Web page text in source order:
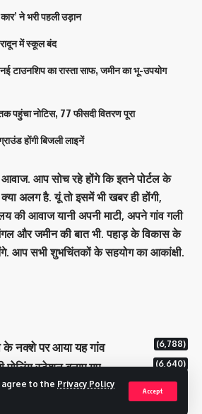
agree to the Privacy Policy
Accept
ने भरी पहली उड़ान
में स्कूल बंद
टाउनशिप का रास्ता साफ, जमीन का भू-उपयोग
पहुंचा नोटिस, 77 फीसदी वितरण पूरा
होंगी बिजली लाइनें
आवाज. आप सोच रहे होंगे कि इतने पोर्टल के
अलग है. यूं तो इसमें भी खबर ही होंगी,
की आवाज यानी अपनी माटी, अपने गांव गली
और जमीन की बात भी. पहाड़ के विकास के
आप सभी शुभचिंतकों के सहयोग का आकांक्षी.
के नक्‍शे पर आया यह गांव (6,788)
पोलिंग स्टेशन बनाए गए (6,640)
200 करोड से अधिक की संपत्ति (5,128)
बूथों पर जनजागरूकता में जुटा चुनाव आयोग